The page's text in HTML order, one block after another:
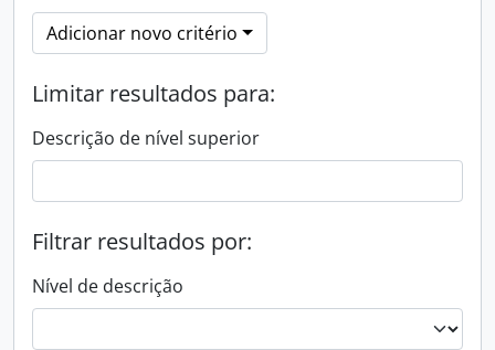
Adicionar novo critério
Limitar resultados para:
Descrição de nível superior
Filtrar resultados por:
Nível de descrição